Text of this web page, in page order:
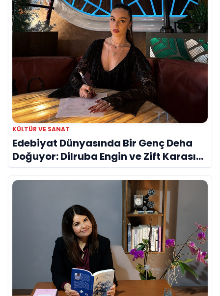
KÜLTÜR VE SANAT
Edebiyat Dünyasında Bir Genç Deha
Doğuyor: Dilruba Engin ve Zift Karası
Evreni ‘AVENOİR’